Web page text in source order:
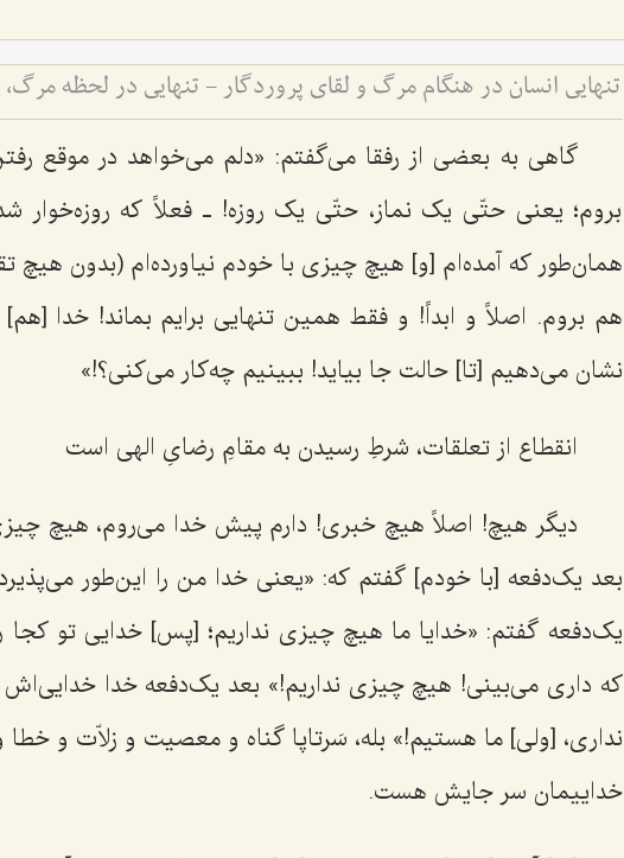
گاهی به بعضی از رفقا می‌گفتم: «دلم می‌خواهد در موقع
بروم؛ یعنی حتّی یک نماز، حتّی یک روزه! ـ فعلاً که روزه‌خوار
همان‌طور که آمده‌ام [و] هیچ چیزی با خودم نیاورده‌ام (بدون
هم بروم. اصلاً و ابداً! و فقط همین تنهایی برایم بماند! خدا
نشان می‌دهیم [تا] حالت جا بیاید! ببینیم چه‌کار می‌کنی؟!»
انقطاع از تعلقات، شرطِ رسیدن به مقامِ رضایِ الهی است
دیگر هیچ! اصلاً هیچ خبری! دارم پیش خدا می‌روم، هیچ
بعد یک‌دفعه [با خودم] گفتم که: «یعنی خدا من را این‌طور
یک‌دفعه گفتم: «خدایا ما هیچ چیزی نداریم؛ [پس] خدایی تو
که داری می‌بینی! هیچ چیزی نداریم!» بعد یک‌دفعه خدا
نداری، [ولی] ما هستیم!» بله، سَرتاپا گناه و معصیت و زلاّت و خطا
خداییمان سر جایش هست.